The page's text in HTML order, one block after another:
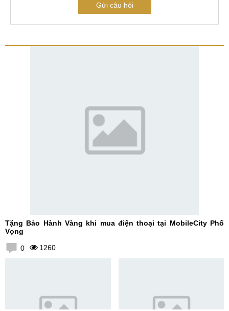
Gửi câu hỏi
Tặng Bảo Hành Vàng khi mua điện thoại tại MobileCity Phố
Vọng
0 1260